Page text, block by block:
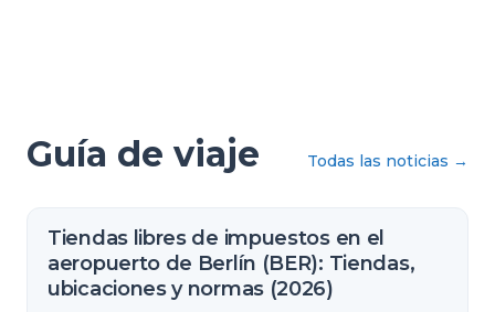
Guía de viaje Todas las noticias →
Tiendas libres de impuestos en el
aeropuerto de Berlín (BER): Tiendas,
ubicaciones y normas (2026)